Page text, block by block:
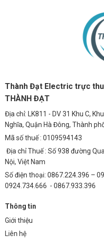
Thành Đạt Electric trực
THÀNH ĐẠT
Địa chỉ: LK811 - DV 31 Khu C,
Nghĩa, Quận Hà Đông, Thành
Mã số thuế : 0109594143
Địa chỉ Thuế : Số 938 đường
Nội, Việt Nam
Số điện thoại: 0867.224.396 –
0924.734.666 - 0867.933.396
Thông tin
Giới thiệu
Liên hệ